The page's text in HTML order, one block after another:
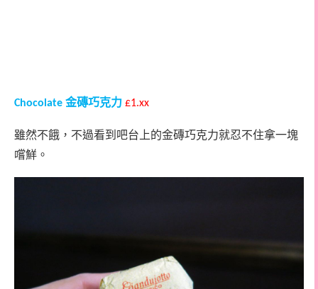
Chocolate 金磚巧克力 £1.xx
雖然不餓，不過看到吧台上的金磚巧克力就忍不住拿一塊
嚐鮮。